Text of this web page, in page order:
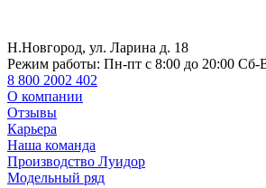
Н.Новгород, ул. Ларина д. 18
Режим работы: Пн-пт с 8:00 до 20:00 Сб-
8 800 2002 402
О компании
Отзывы
Карьера
Наша команда
Производство Луидор
Модельный ряд